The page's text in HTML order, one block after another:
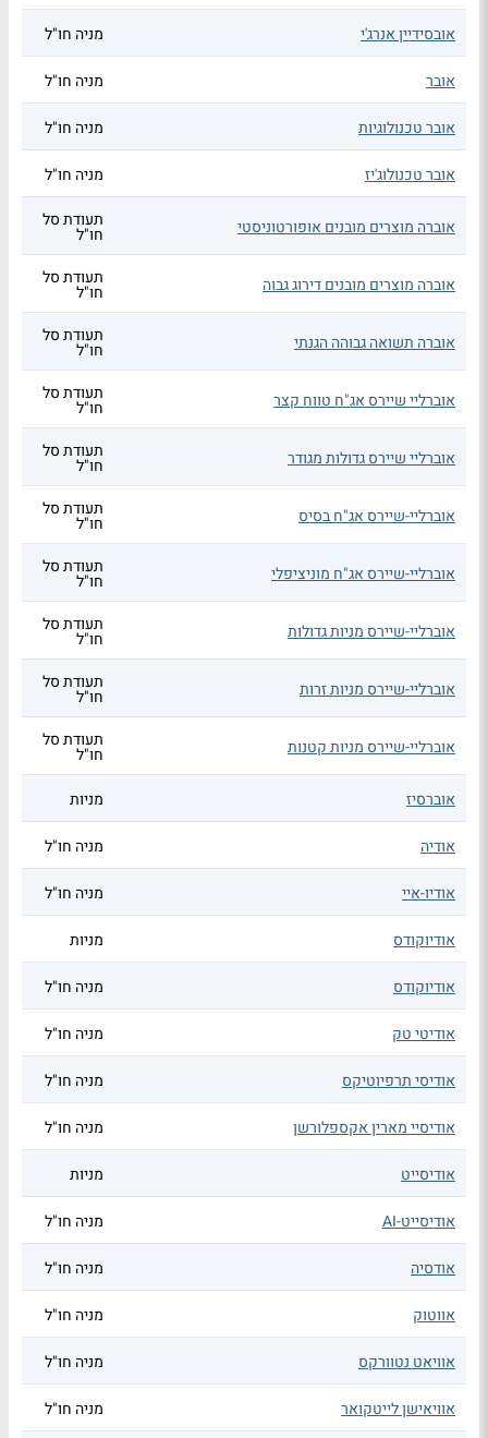
אובסידיין אנרג'י מניה חו"ל
אובר מניה חו"ל
אובר טכנולוגיות מניה חו"ל
אובר טכנולוג'יז מניה חו"ל
אוברה מוצרים מובנים אופורטוניסטי תעודת סל
חו"ל
אוברה מוצרים מובנים דירוג גבוה תעודת סל
חו"ל
אוברה תשואה גבוהה הגנתי תעודת סל
חו"ל
אוברליי שיירס אג"ח טווח קצר תעודת סל
חו"ל
אוברליי שיירס גדולות מגודר תעודת סל
חו"ל
אוברליי-שיירס אג"ח בסיס תעודת סל
חו"ל
אוברליי-שיירס אג"ח מוניציפלי תעודת סל
חו"ל
אוברליי-שיירס מניות גדולות תעודת סל
חו"ל
אוברליי-שיירס מניות זרות תעודת סל
חו"ל
אוברליי-שיירס מניות קטנות תעודת סל
חו"ל
אוברסיז
מניות
אודיה מניה חו"ל
אודיו-איי מניה חו"ל
אודיוקודס מניות
אודיוקודס מניה חו"ל
אודיטי טק מניה חו"ל
אודיסי תרפיוטיקס מניה חו"ל
אודיסיי מארין אקספלורשן מניה חו"ל
אודיסייט מניות
אודיסייט-AI מניה חו"ל
אודסיה מניה חו"ל
אווטוק מניה חו"ל
אוויאט נטוורקס מניה חו"ל
אוויאישן לייטקואר מניה חו"ל